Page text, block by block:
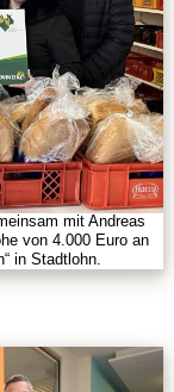
mit Andreas
von 4.000 Euro an
in Stadtlohn.